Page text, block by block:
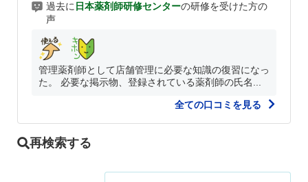
過去に 日本薬剤師研修センターの研修を受けた方の
声
管理薬剤師として店舗管理に必要な知識の復習になっ
た。 必要な掲示物、登録されている薬剤師の氏名...
全ての口コミを見る
再検索する